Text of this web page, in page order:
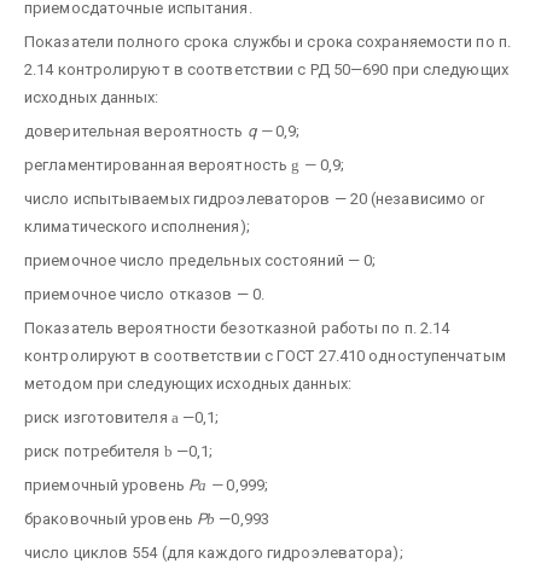
приемосдаточные испытания.
Показатели полного срока службы и срока сохраняемости по п.
2.14 контролируют в соответствии с РД 50—690 при следующих
исходных данных:
доверительная вероятность q —0,9;
регламентированная вероятность g —0,9;
число испытываемых гидроэлеваторов — 20 (независимо or
климатического исполнения);
приемочное число предельных состояний — 0;
приемочное число отказов — 0.
Показатель вероятности безотказной работы по п. 2.14
контролируют в соответствии с ГОСТ 27.410 одноступенчатым
методом при следующих исходных данных:
риск изготовителя a —0,1;
риск потребителя b —0,1;
приемочный уровень Pa —0,999;
браковочный уровень Рb —0,993
число циклов 554 (для каждого гидроэлеватора);